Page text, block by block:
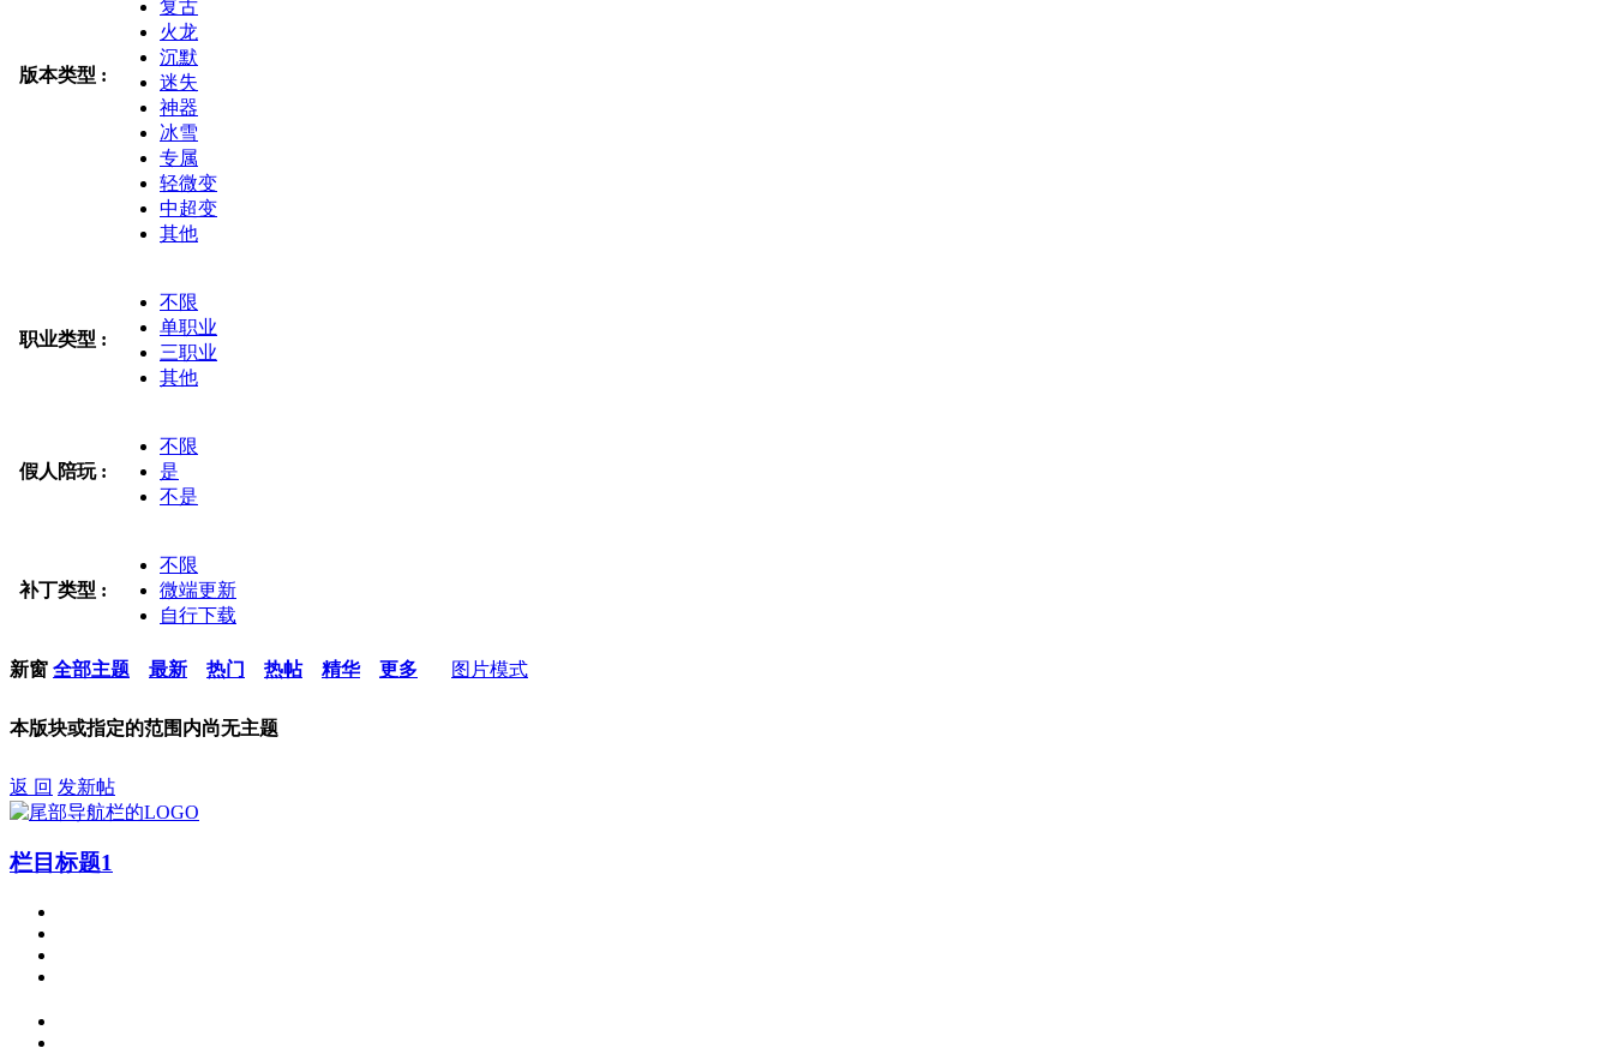
版本类型 :
复古
火龙
沉默
迷失
神器
冰雪
专属
轻微变
中超变
其他
职业类型 :
不限
单职业
三职业
其他
假人陪玩 :
不限
是
不是
补丁类型 :
不限
微端更新
自行下载
新窗 全部主题 最新 热门 热帖 精华 更多 图片模式
本版块或指定的范围内尚无主题
返 回 发新帖
栏目标题1